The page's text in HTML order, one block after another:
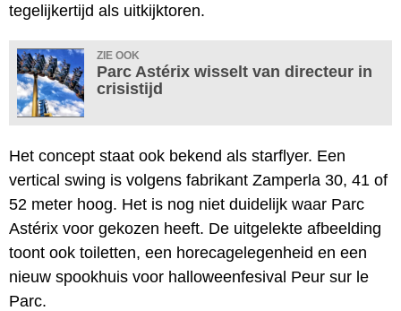
tegelijkertijd als uitkijktoren.
ZIE OOK
Parc Astérix wisselt van directeur in
crisistijd
Het concept staat ook bekend als starflyer. Een
vertical swing is volgens fabrikant Zamperla 30, 41 of
52 meter hoog. Het is nog niet duidelijk waar Parc
Astérix voor gekozen heeft. De uitgelekte afbeelding
toont ook toiletten, een horecagelegenheid en een
nieuw spookhuis voor halloweenfesival Peur sur le
Parc.